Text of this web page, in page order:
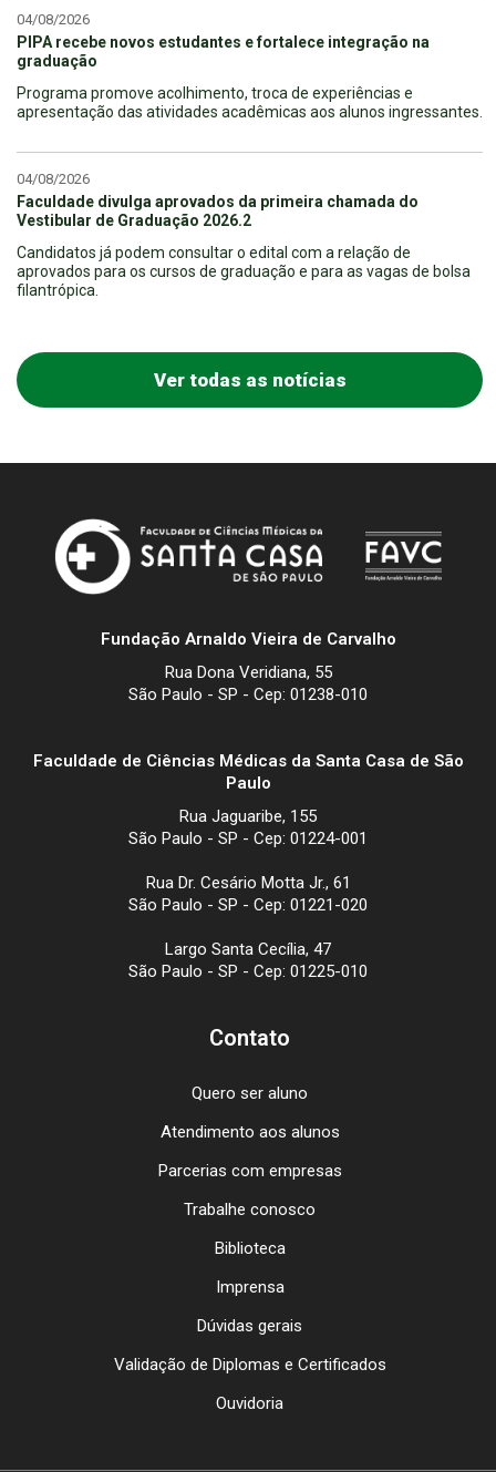
04/08/2026
PIPA recebe novos estudantes e fortalece integração na
graduação
Programa promove acolhimento, troca de experiências e
apresentação das atividades acadêmicas aos alunos ingressantes.
04/08/2026
Faculdade divulga aprovados da primeira chamada do
Vestibular de Graduação 2026.2
Candidatos já podem consultar o edital com a relação de
aprovados para os cursos de graduação e para as vagas de bolsa
filantrópica.
Ver todas as notícias
Fundação Arnaldo Vieira de Carvalho
Rua Dona Veridiana, 55
São Paulo - SP - Cep: 01238-010
Faculdade de Ciências Médicas da Santa Casa de São
Paulo
Rua Jaguaribe, 155
São Paulo - SP - Cep: 01224-001
Rua Dr. Cesário Motta Jr., 61
São Paulo - SP - Cep: 01221-020
Largo Santa Cecília, 47
São Paulo - SP - Cep: 01225-010
Contato
Quero ser aluno
Atendimento aos alunos
Parcerias com empresas
Trabalhe conosco
Biblioteca
Imprensa
Dúvidas gerais
Validação de Diplomas e Certificados
Ouvidoria